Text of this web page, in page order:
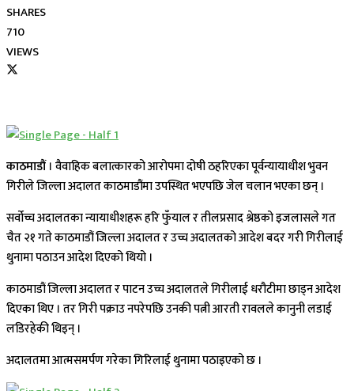
SHARES
710
VIEWS
काठमाडौं। वैवाहिक बलात्कारको आरोपमा दोषी ठहरिएका पूर्वन्यायाधीश भुवन
गिरीले जिल्ला अदालत काठमाडौंमा उपस्थित भएपछि जेल चलान भएका छन् ।
सर्वोच्च अदालतका न्यायाधीशहरू हरि फुँयाल र तीलप्रसाद श्रेष्ठको इजलासले गत
चैत २१ गते काठमाडौं जिल्ला अदालत र उच्च अदालतको आदेश बदर गरी गिरीलाई
थुनामा पठाउन आदेश दिएको थियो ।
काठमाडौं जिल्ला अदालत र पाटन उच्च अदालतले गिरीलाई धरौटीमा छाड्न आदेश
दिएका थिए । तर गिरी पक्राउ नपरेपछि उनकी पत्नी आरती रावलले कानुनी लडाई
लडिरहेकी थिइन् ।
अदालतमा आत्मसमर्पण गरेका गिरिलाई थुनामा पठाइएको छ ।